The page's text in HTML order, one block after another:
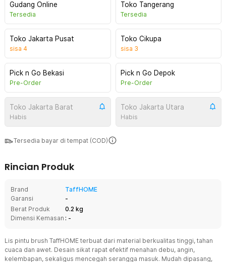
Gudang Online
Tersedia
Toko Tangerang
Tersedia
Toko Jakarta Pusat
sisa 4
Toko Cikupa
sisa 3
Pick n Go Bekasi
Pre-Order
Pick n Go Depok
Pre-Order
Toko Jakarta Barat
Habis
Toko Jakarta Utara
Habis
Tersedia bayar di tempat (COD)
Rincian Produk
Brand
TaffHOME
Garansi
-
Berat Produk
0.2 kg
Dimensi Kemasan : -
Lis pintu brush TaffHOME terbuat dari material berkualitas tinggi, tahan
cuaca dan awet. Desain sikat rapat efektif menahan debu, angin,
kelembapan, sekaligus mencegah serangga masuk. Mudah dipasang,